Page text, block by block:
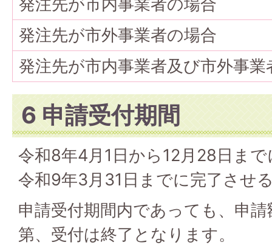
発注先が市外事業者の場合
発注先が市内事業者及び市外事業
6 申請受付期間
令和8年4月1日から12月28日ま
令和9年3月31日までに完了させ
申請受付期間内であっても、申
第、受付は終了となります。